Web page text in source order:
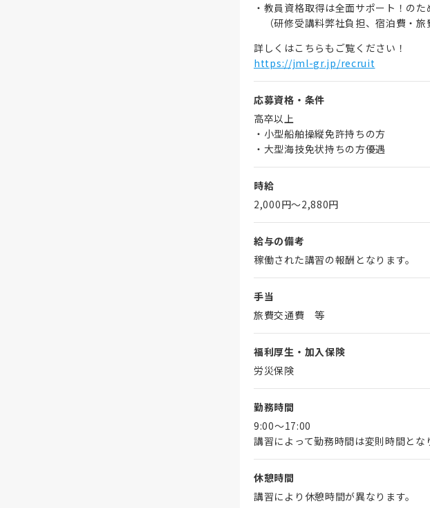
・教員資格取得は全面サポート！のた
（研修受講料弊社負担、宿泊費・旅
詳しくはこちらもご覧ください！
https://jml-gr.jp/recruit
応募資格・条件
高卒以上
・小型船舶操縦免許持ちの方
・大型海技免状持ちの方優遇
時給
2,000円〜2,880円
給与の備考
稼働された講習の報酬となります。
手当
旅費交通費 等
福利厚生・加入保険
労災保険
勤務時間
9:00～17:00
講習によって勤務時間は変則時間とな
休憩時間
講習により休憩時間が異なります。